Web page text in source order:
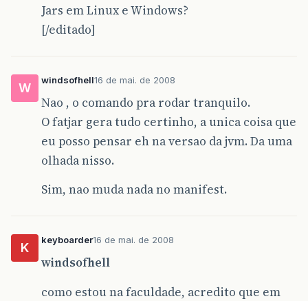
Jars em Linux e Windows?
[/editado]
W
windsofhell16 de mai. de 2008
Nao , o comando pra rodar tranquilo.
O fatjar gera tudo certinho, a unica coisa que
eu posso pensar eh na versao da jvm. Da uma
olhada nisso.
Sim, nao muda nada no manifest.
K
keyboarder16 de mai. de 2008
windsofhell
como estou na faculdade, acredito que em